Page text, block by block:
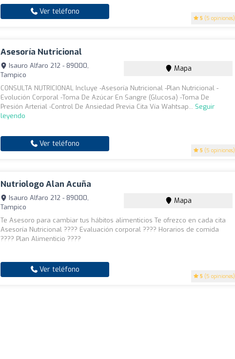
5 (5 opiniones)
Ver teléfono
Asesoría Nutricional
5 (5 opiniones)
Isauro Alfaro 212 - 89000,
Tampico
Mapa
CONSULTA NUTRICIONAL Incluye -Asesoría Nutricional -Plan Nutricional -
Evolución Corporal -Toma De Azúcar En Sangre (Glucosa) -Toma De
Presión Arterial -Control De Ansiedad Previa Cita Vía Wahtsap... Seguir
leyendo
Ver teléfono
Nutriologo Alan Acuña
5 (5 opiniones)
Isauro Alfaro 212 - 89000,
Tampico
Mapa
Te Asesoro para cambiar tus hábitos alimenticios Te ofrezco en cada cita
Asesoría Nutricional ???? Evaluación corporal ???? Horarios de comida
???? Plan Alimenticio ????
Ver teléfono